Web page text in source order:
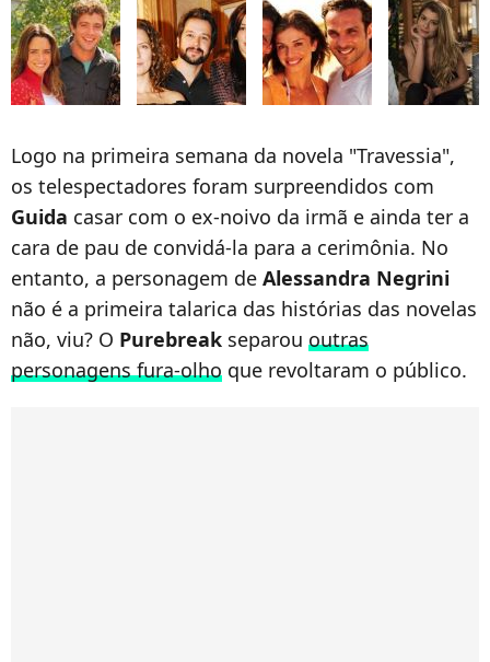
Logo na primeira semana da novela "Travessia",
os telespectadores foram surpreendidos com
Guida casar com o ex-noivo da irmã e ainda ter a
cara de pau de convidá-la para a cerimônia. No
entanto, a personagem de Alessandra Negrini
não é a primeira talarica das histórias das novelas
não, viu? O Purebreak separou outras
personagens fura-olho que revoltaram o público.